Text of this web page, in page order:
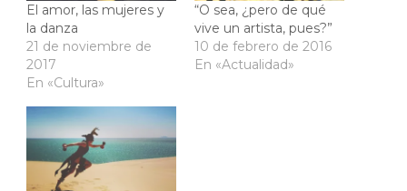
El amor, las mujeres y
la danza
21 de noviembre de
2017
En «Cultura»
“O sea, ¿pero de qué
vive un artista, pues?”
10 de febrero de 2016
En «Actualidad»